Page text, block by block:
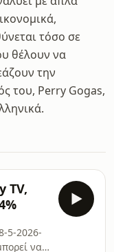
τόσο σε
θέλουν να
την
του, Perry Gogas,
TV,
5-2026-
να